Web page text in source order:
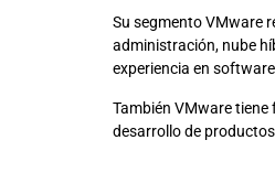
Su segmento VMware
administración, nube
experiencia en
También VMware
desarrollo de